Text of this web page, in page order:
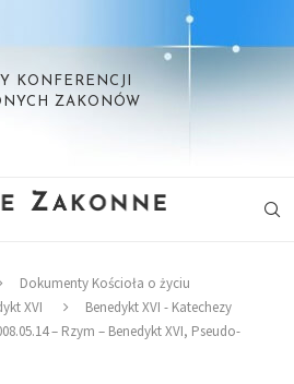
KONFERENCJI
ZAKONÓW
Dokumenty Kościoła o życiu
XVI
Benedykt XVI - Katechezy
– Rzym – Benedykt XVI, Pseudo-